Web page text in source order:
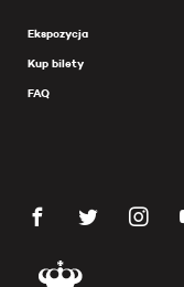
Ekspozycja
Kup bilety
FAQ